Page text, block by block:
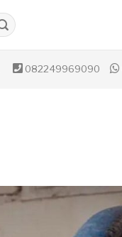
082249969090